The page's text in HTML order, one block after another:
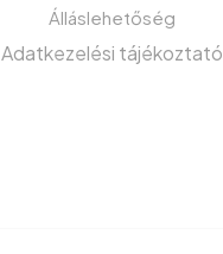
Álláslehetőség
Adatkezelési tájékoztató